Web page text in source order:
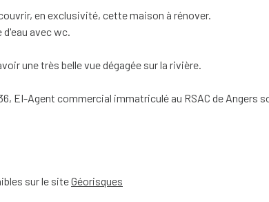
en exclusivité, cette maison à rénover.
d'eau avec wc.
une très belle vue dégagée sur la rivière.
EI-Agent commercial immatriculé au RSAC de Angers
sur le siteGéorisques